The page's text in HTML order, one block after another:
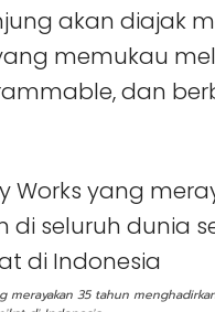
akan diajak
memukau
dan
merayakan 35 tahun